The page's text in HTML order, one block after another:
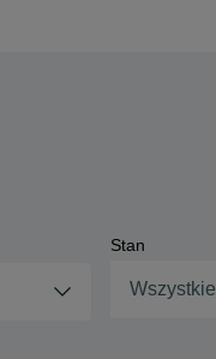
Stan
Wszystkie